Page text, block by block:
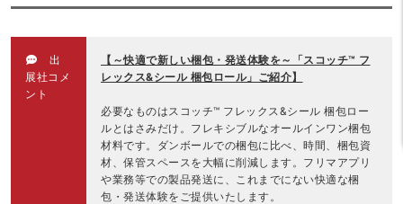
出
展社コメ
ント
【～快適で新しい梱包・発送体験を～「スコッチ™ フ
レックス&シール 梱包ロール」ご紹介】
必要なものはスコッチ™ フレックス&シール 梱包ロー
ルとはさみだけ。フレキシブルなオールインワン梱包
材料です。ダンボールでの梱包に比べ、時間、梱包資
材、保管スペースを大幅に削減します。フリマアプリ
や業務等での製品発送に、これまでにない快適な梱
包・発送体験をご提供いたします。